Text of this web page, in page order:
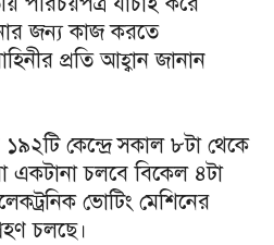
জন্য কাজ করতে
প্রতি আহ্বান জানান
কেন্দ্রে সকাল ৮টা থেকে
একটানা চলবে বিকেল ৪টা
ভোটিং মেশিনের
চলছে।